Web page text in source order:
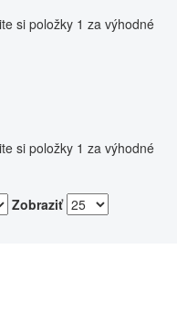
si položky 1 za výhodné
si položky 1 za výhodné
Zobraziť